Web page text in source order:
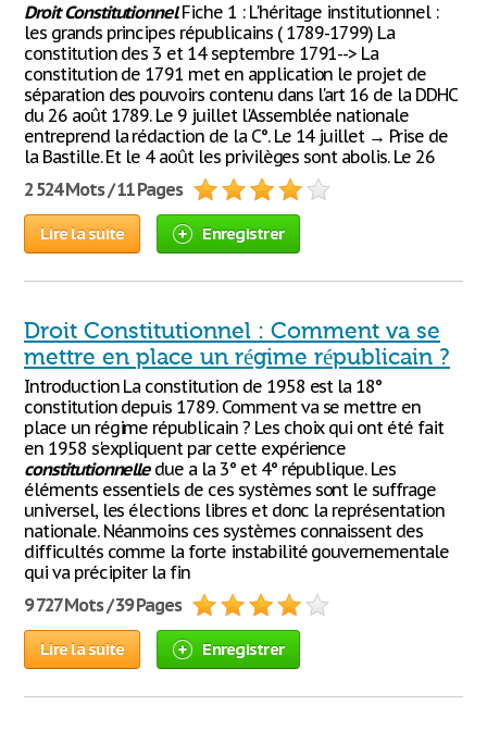
Droit ConstitutionnelFiche 1 : L'héritage institutionnel :
les grands principes républicains ( 1789-1799) La
constitution des 3 et 14 septembre 1791--> La
constitution de 1791 met en application le projet de
séparation des pouvoirs contenu dans l'art 16 de la DDHC
du 26 août 1789. Le 9 juillet l'Assemblée nationale
entreprend la rédaction de la C°. Le 14 juillet → Prise de
la Bastille. Et le 4 août les privilèges sont abolis. Le 26
2 524 Mots / 11 Pages
Lire la suite Enregistrer
Droit Constitutionnel : Comment va se
mettre en place un régime républicain ?
Introduction La constitution de 1958 est la 18°
constitution depuis 1789. Comment va se mettre en
place un régime républicain ? Les choix qui ont été fait
en 1958 s'expliquent par cette expérience
constitutionnelledue a la 3° et 4° république. Les
éléments essentiels de ces systèmes sont le suffrage
universel, les élections libres et donc la représentation
nationale. Néanmoins ces systèmes connaissent des
difficultés comme la forte instabilité gouvernementale
qui va précipiter la fin
9 727 Mots / 39 Pages
Lire la suite Enregistrer